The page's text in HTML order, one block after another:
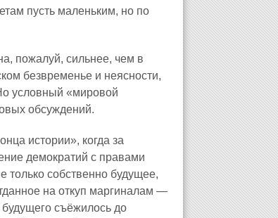
пусть маленьким, но по
пожалуй, сильнее, чем в
безвременье и неясности,
условный «мировой
обсуждений.
истории», когда за
демократий с правами
только собственно будущее,
на откуп маргиналам —
съёжилось до